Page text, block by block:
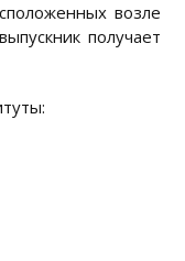
возле
получает